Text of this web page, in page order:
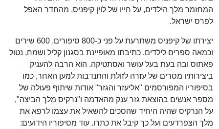
המחזמר מלך הילדים, על חייו של לוין קיפניס, מהחדר האפל
לפרס ישראל.
יצירתו של קיפניס משתרעת על פני כ-800 סיפורים, 600 שירים
וכמאה ספרים לילדים. כתיבתו מאופיינת בסגנון קליל ושמח, נטול
פאתוס ובה בעת בעל עושר ואסתטיקה. הוא הרבה להעניק
ביצירותיו מסרים של עזרה לזולת והתנדבות למען האחר, כמו
בסיפוריו המפורסמים "אליעזר והגזר" אודות שיתוף פעולה של
מספר אנשים בהוצאת גזר ענק מהאדמה ו"נרקיס מלך הביצה",
על הנרקיס שהיה היחיד שהסכים להשאיל את עצמו לרפא את
מלך הצפרדעים ועל כך קיבל את כתרו. עוד מסיפוריו הידועים: